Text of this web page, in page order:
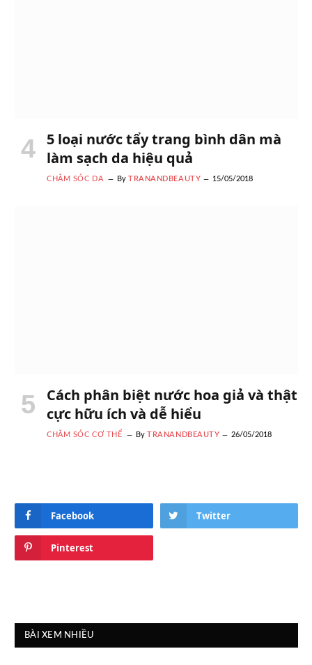
5 loại nước tẩy trang bình dân mà
làm sạch da hiệu quả
CHĂM SÓC DA By TRANANDBEAUTY 15/05/2018
Cách phân biệt nước hoa giả và thật
cực hữu ích và dễ hiểu
CHĂM SÓC CƠ THỂ By TRANANDBEAUTY 26/05/2018
Facebook Twitter
Pinterest
BÀI XEM NHIỀU